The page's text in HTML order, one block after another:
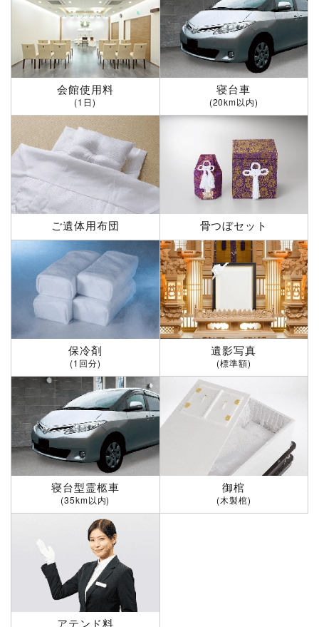
会館使用料
(1日)
寝台車
(20km以内)
ご遺体用布団 骨つぼセット
保冷剤
(1回分)
遺影写真
(標準額)
寝台型霊柩車
(35km以内)
御棺
(木製棺)
アテンド料